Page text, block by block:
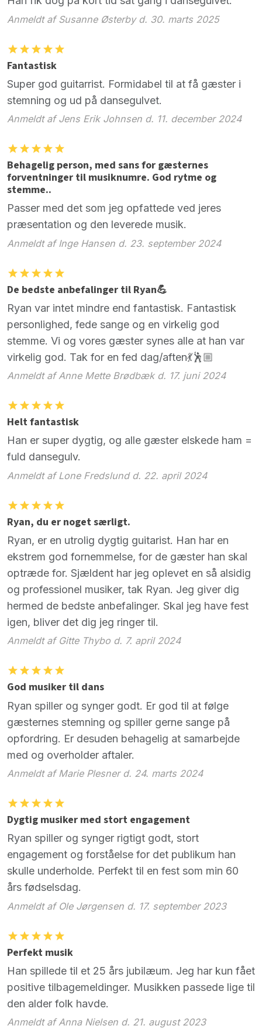
Anmeldt af Susanne Østerby d. 30. marts 2025
Fantastisk
Super god guitarrist. Formidabel til at få gæster i
stemning og ud på dansegulvet.
Anmeldt af Jens Erik Johnsen d. 11. december 2024
Behagelig person, med sans for gæsternes
forventninger til musiknumre. God rytme og
stemme..
Passer med det som jeg opfattede ved jeres
præsentation og den leverede musik.
Anmeldt af Inge Hansen d. 23. september 2024
De bedste anbefalinger til Ryan💪
Ryan var intet mindre end fantastisk. Fantastisk
personlighed, fede sange og en virkelig god
stemme. Vi og vores gæster synes alle at han var
virkelig god. Tak for en fed dag/aften💃🕺🏼
Anmeldt af Anne Mette Brødbæk d. 17. juni 2024
Helt fantastisk
Han er super dygtig, og alle gæster elskede ham =
fuld dansegulv.
Anmeldt af Lone Fredslund d. 22. april 2024
Ryan, du er noget særligt.
Ryan, er en utrolig dygtig guitarist. Han har en
ekstrem god fornemmelse, for de gæster han skal
optræde for. Sjældent har jeg oplevet en så alsidig
og professionel musiker, tak Ryan. Jeg giver dig
hermed de bedste anbefalinger. Skal jeg have fest
igen, bliver det dig jeg ringer til.
Anmeldt af Gitte Thybo d. 7. april 2024
God musiker til dans
Ryan spiller og synger godt. Er god til at følge
gæsternes stemning og spiller gerne sange på
opfordring. Er desuden behagelig at samarbejde
med og overholder aftaler.
Anmeldt af Marie Plesner d. 24. marts 2024
Dygtig musiker med stort engagement
Ryan spiller og synger rigtigt godt, stort
engagement og forståelse for det publikum han
skulle underholde. Perfekt til en fest som min 60
års fødselsdag.
Anmeldt af Ole Jørgensen d. 17. september 2023
Perfekt musik
Han spillede til et 25 års jubilæum. Jeg har kun fået
positive tilbagemeldinger. Musikken passede lige til
den alder folk havde.
Anmeldt af Anna Nielsen d. 21. august 2023